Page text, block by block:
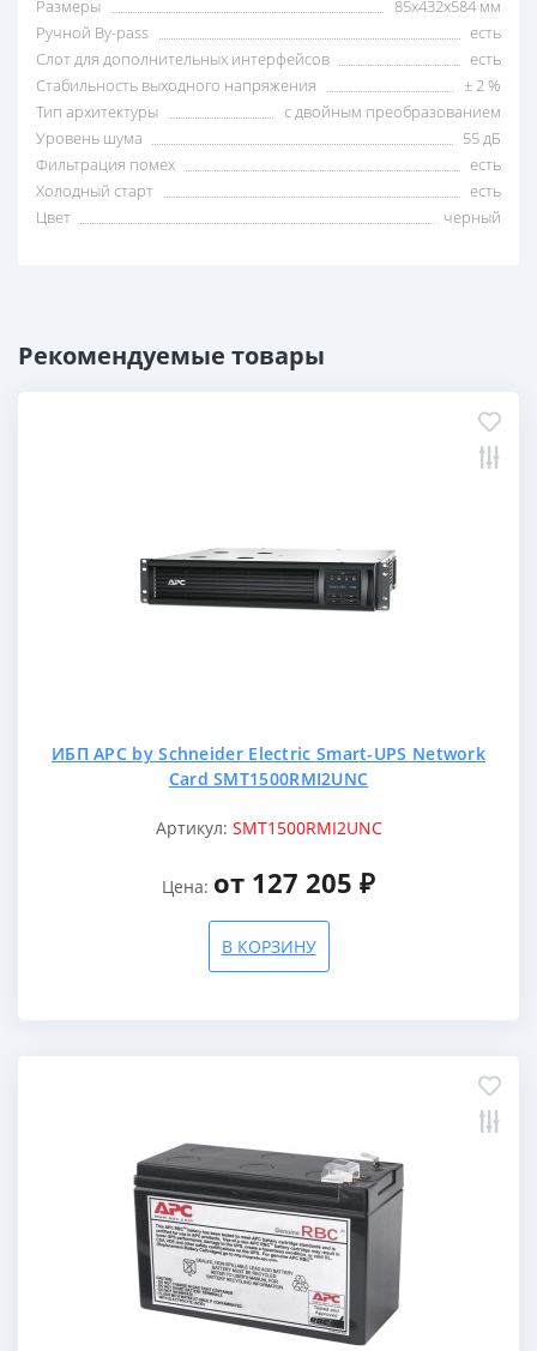
Размеры
85x432x584 мм
Ручной By-pass
есть
Слот для дополнительных интерфейсов
есть
Стабильность выходного напряжения
± 2 %
Тип архитектуры
с двойным преобразованием
Уровень шума
55 дБ
Фильтрация помех
есть
Холодный старт
есть
Цвет
черный
Рекомендуемые товары
ИБП APC by Schneider Electric Smart-UPS Network
Card SMT1500RMI2UNC
Артикул: SMT1500RMI2UNC
Цена: от 127 205 ₽
В КОРЗИНУ